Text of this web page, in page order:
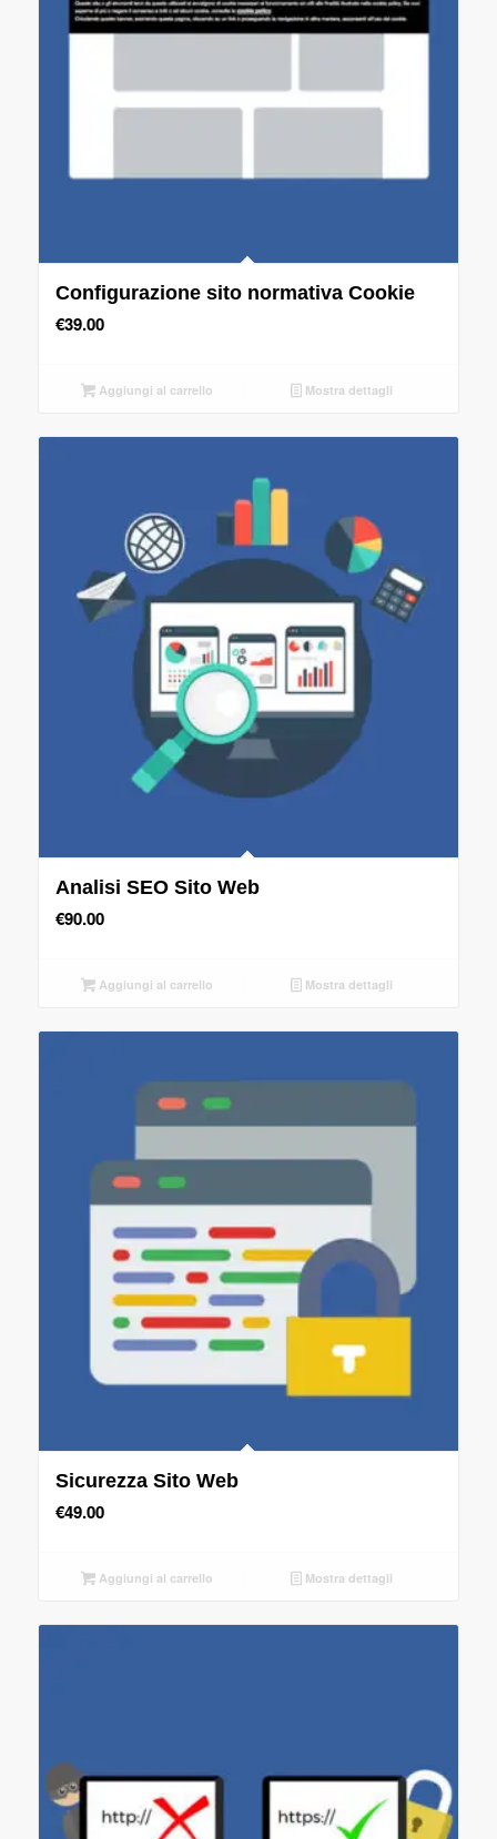
Configurazione sito normativa Cookie
€39.00
Aggiungi al carrello Mostra dettagli
Analisi SEO Sito Web
€90.00
Aggiungi al carrello Mostra dettagli
Sicurezza Sito Web
€49.00
Aggiungi al carrello Mostra dettagli